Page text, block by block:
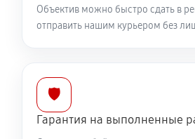
720 руб 60
Ремонт кольца зуммирования
360 руб 60
Объектив можно быстро сдать в
отправить нашим курьером без
🛡️
Гарантия на выполненные